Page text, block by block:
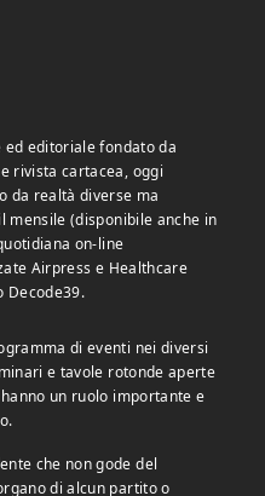
editoriale fondato da
rivista cartacea, oggi
da realtà diverse ma
(disponibile anche in
on-line
Airpress e Healthcare
Decode39.
di eventi nei diversi
e tavole rotonde aperte
un ruolo importante e
che non gode del
di alcun partito o